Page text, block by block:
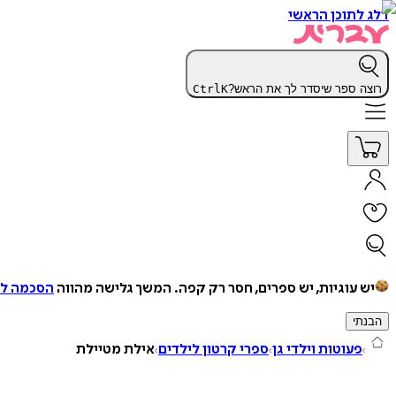
דלג לתוכן הראשי
רוצה ספר שיסדר לך את הראש? CtrlK
יש עוגיות, יש ספרים, חסר רק קפה. המשך גלישה מהווה הסכמה
הבנתי
פעוטות וילדי גן ספרי קרטון לילדים אילת מטיילת